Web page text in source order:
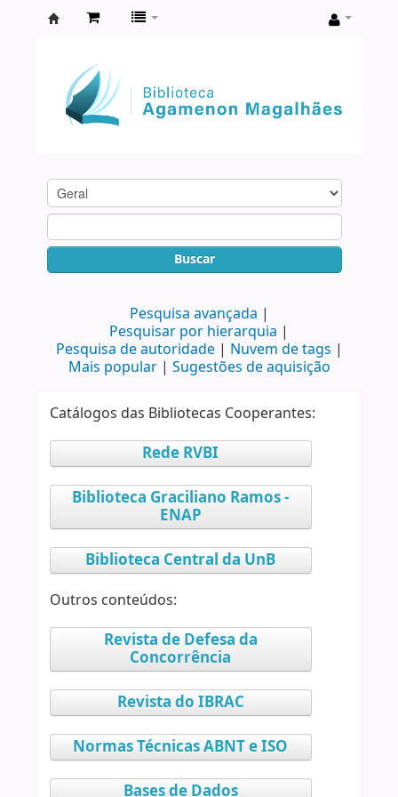
Agamenon
Magalhães
Buscar
Pesquisa avançada
Pesquisar por hierarquia
Pesquisa de autoridade
Nuvem de tags
Mais popular
Sugestões de aquisição
Catálogos das Bibliotecas Cooperantes:
Rede RVBI
Biblioteca Graciliano Ramos -
ENAP
Biblioteca Central da UnB
Outros conteúdos:
Revista de Defesa da
Concorrência
Revista do IBRAC
Normas Técnicas ABNT e ISO
Bases de Dados